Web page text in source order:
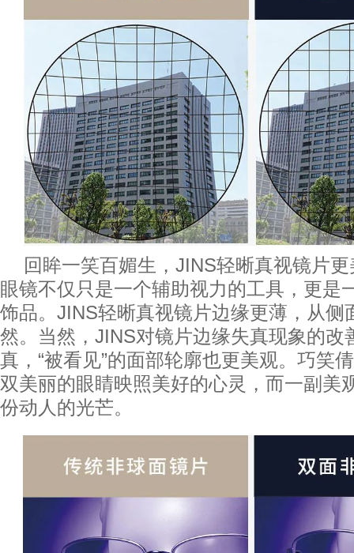
回眸一笑百媚生，JINS轻晰真视镜片
眼镜不仅只是一个辅助视力的工具，更是
饰品。JINS轻晰真视镜片边缘更薄，从侧
然。当然，JINS对镜片边缘失真现象的改
真，“被看见”的面部轮廓也更美观。巧笑
双美丽的眼睛映照美好的心灵，而一副美
份动人的光芒。